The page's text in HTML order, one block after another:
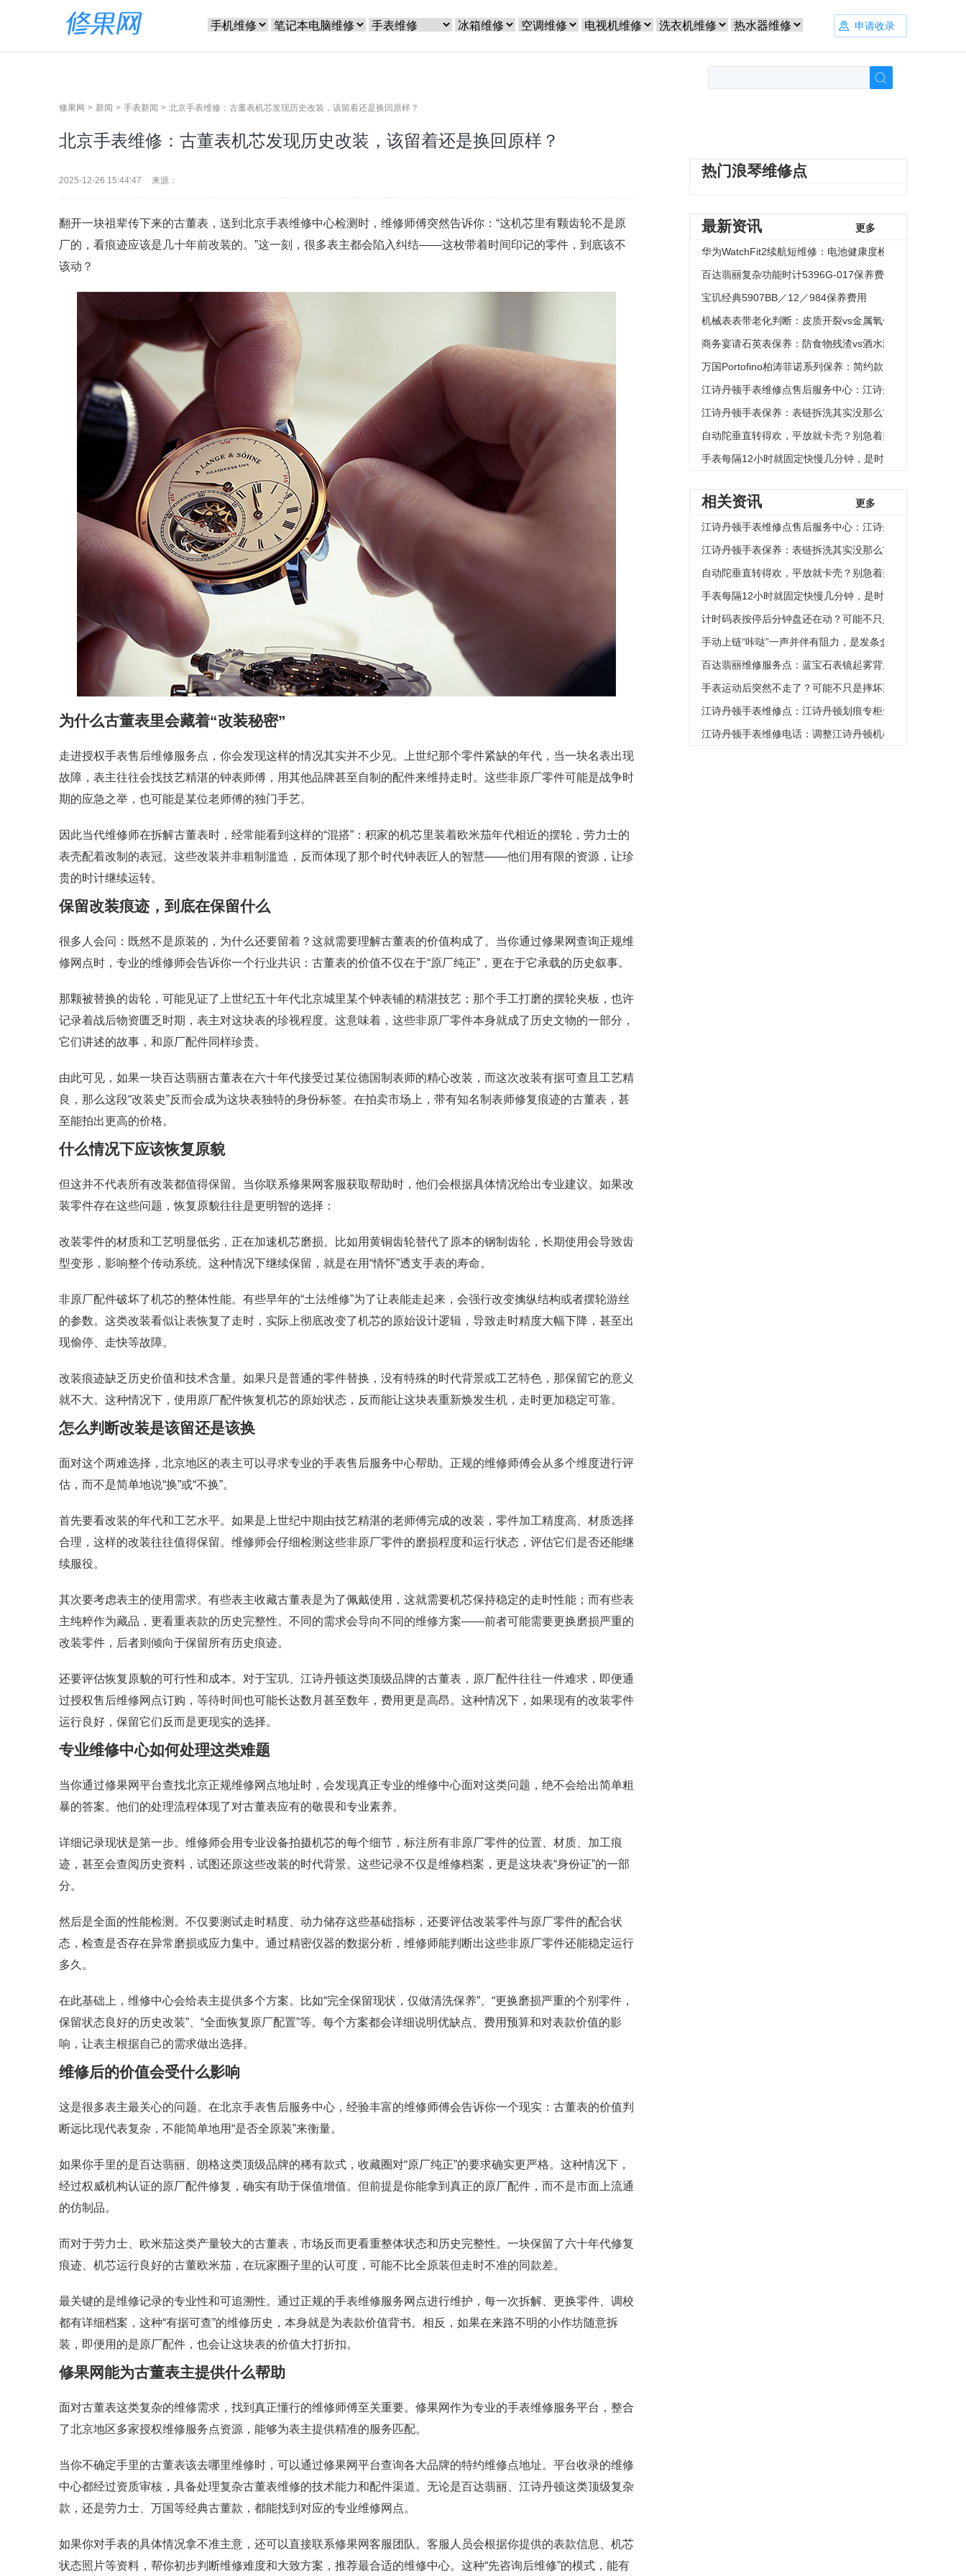
申请收录
修果网 新闻 手表新闻 北京手表维修：古董表机芯发现历史改装，该留着还是换回原样？
北京手表维修：古董表机芯发现历史改装，该留着还是换回原样？
2025-12-26 15:44:47 来源：
翻开一块祖辈传下来的古董表，送到北京手表维修中心检测时，维修师傅突然告诉你：“这机芯里有颗齿轮不是原
厂的，看痕迹应该是几十年前改装的。”这一刻，很多表主都会陷入纠结——这枚带着时间印记的零件，到底该不
该动？
为什么古董表里会藏着“改装秘密”
走进授权手表售后维修服务点，你会发现这样的情况其实并不少见。上世纪那个零件紧缺的年代，当一块名表出现
故障，表主往往会找技艺精湛的钟表师傅，用其他品牌甚至自制的配件来维持走时。这些非原厂零件可能是战争时
期的应急之举，也可能是某位老师傅的独门手艺。
因此当代维修师在拆解古董表时，经常能看到这样的“混搭”：积家的机芯里装着欧米茄年代相近的摆轮，劳力士的
表壳配着改制的表冠。这些改装并非粗制滥造，反而体现了那个时代钟表匠人的智慧——他们用有限的资源，让珍
贵的时计继续运转。
保留改装痕迹，到底在保留什么
很多人会问：既然不是原装的，为什么还要留着？这就需要理解古董表的价值构成了。当你通过修果网查询正规维
修网点时，专业的维修师会告诉你一个行业共识：古董表的价值不仅在于“原厂纯正”，更在于它承载的历史叙事。
那颗被替换的齿轮，可能见证了上世纪五十年代北京城里某个钟表铺的精湛技艺；那个手工打磨的摆轮夹板，也许
记录着战后物资匮乏时期，表主对这块表的珍视程度。这意味着，这些非原厂零件本身就成了历史文物的一部分，
它们讲述的故事，和原厂配件同样珍贵。
由此可见，如果一块百达翡丽古董表在六十年代接受过某位德国制表师的精心改装，而这次改装有据可查且工艺精
良，那么这段“改装史”反而会成为这块表独特的身份标签。在拍卖市场上，带有知名制表师修复痕迹的古董表，甚
至能拍出更高的价格。
什么情况下应该恢复原貌
但这并不代表所有改装都值得保留。当你联系修果网客服获取帮助时，他们会根据具体情况给出专业建议。如果改
装零件存在这些问题，恢复原貌往往是更明智的选择：
改装零件的材质和工艺明显低劣，正在加速机芯磨损。比如用黄铜齿轮替代了原本的钢制齿轮，长期使用会导致齿
型变形，影响整个传动系统。这种情况下继续保留，就是在用“情怀”透支手表的寿命。
非原厂配件破坏了机芯的整体性能。有些早年的“土法维修”为了让表能走起来，会强行改变擒纵结构或者摆轮游丝
的参数。这类改装看似让表恢复了走时，实际上彻底改变了机芯的原始设计逻辑，导致走时精度大幅下降，甚至出
现偷停、走快等故障。
改装痕迹缺乏历史价值和技术含量。如果只是普通的零件替换，没有特殊的时代背景或工艺特色，那保留它的意义
就不大。这种情况下，使用原厂配件恢复机芯的原始状态，反而能让这块表重新焕发生机，走时更加稳定可靠。
怎么判断改装是该留还是该换
面对这个两难选择，北京地区的表主可以寻求专业的手表售后服务中心帮助。正规的维修师傅会从多个维度进行评
估，而不是简单地说“换”或“不换”。
首先要看改装的年代和工艺水平。如果是上世纪中期由技艺精湛的老师傅完成的改装，零件加工精度高、材质选择
合理，这样的改装往往值得保留。维修师会仔细检测这些非原厂零件的磨损程度和运行状态，评估它们是否还能继
续服役。
其次要考虑表主的使用需求。有些表主收藏古董表是为了佩戴使用，这就需要机芯保持稳定的走时性能；而有些表
主纯粹作为藏品，更看重表款的历史完整性。不同的需求会导向不同的维修方案——前者可能需要更换磨损严重的
改装零件，后者则倾向于保留所有历史痕迹。
还要评估恢复原貌的可行性和成本。对于宝玑、江诗丹顿这类顶级品牌的古董表，原厂配件往往一件难求，即便通
过授权售后维修网点订购，等待时间也可能长达数月甚至数年，费用更是高昂。这种情况下，如果现有的改装零件
运行良好，保留它们反而是更现实的选择。
专业维修中心如何处理这类难题
当你通过修果网平台查找北京正规维修网点地址时，会发现真正专业的维修中心面对这类问题，绝不会给出简单粗
暴的答案。他们的处理流程体现了对古董表应有的敬畏和专业素养。
详细记录现状是第一步。维修师会用专业设备拍摄机芯的每个细节，标注所有非原厂零件的位置、材质、加工痕
迹，甚至会查阅历史资料，试图还原这些改装的时代背景。这些记录不仅是维修档案，更是这块表“身份证”的一部
分。
然后是全面的性能检测。不仅要测试走时精度、动力储存这些基础指标，还要评估改装零件与原厂零件的配合状
态，检查是否存在异常磨损或应力集中。通过精密仪器的数据分析，维修师能判断出这些非原厂零件还能稳定运行
多久。
在此基础上，维修中心会给表主提供多个方案。比如“完全保留现状，仅做清洗保养”、“更换磨损严重的个别零件，
保留状态良好的历史改装”、“全面恢复原厂配置”等。每个方案都会详细说明优缺点、费用预算和对表款价值的影
响，让表主根据自己的需求做出选择。
维修后的价值会受什么影响
这是很多表主最关心的问题。在北京手表售后服务中心，经验丰富的维修师傅会告诉你一个现实：古董表的价值判
断远比现代表复杂，不能简单地用“是否全原装”来衡量。
如果你手里的是百达翡丽、朗格这类顶级品牌的稀有款式，收藏圈对“原厂纯正”的要求确实更严格。这种情况下，
经过权威机构认证的原厂配件修复，确实有助于保值增值。但前提是你能拿到真正的原厂配件，而不是市面上流通
的仿制品。
而对于劳力士、欧米茄这类产量较大的古董表，市场反而更看重整体状态和历史完整性。一块保留了六十年代修复
痕迹、机芯运行良好的古董欧米茄，在玩家圈子里的认可度，可能不比全原装但走时不准的同款差。
最关键的是维修记录的专业性和可追溯性。通过正规的手表维修服务网点进行维护，每一次拆解、更换零件、调校
都有详细档案，这种“有据可查”的维修历史，本身就是为表款价值背书。相反，如果在来路不明的小作坊随意拆
装，即便用的是原厂配件，也会让这块表的价值大打折扣。
修果网能为古董表主提供什么帮助
面对古董表这类复杂的维修需求，找到真正懂行的维修师傅至关重要。修果网作为专业的手表维修服务平台，整合
了北京地区多家授权维修服务点资源，能够为表主提供精准的服务匹配。
当你不确定手里的古董表该去哪里维修时，可以通过修果网平台查询各大品牌的特约维修点地址。平台收录的维修
中心都经过资质审核，具备处理复杂古董表维修的技术能力和配件渠道。无论是百达翡丽、江诗丹顿这类顶级复杂
款，还是劳力士、万国等经典古董款，都能找到对应的专业维修网点。
如果你对手表的具体情况拿不准主意，还可以直接联系修果网客服团队。客服人员会根据你提供的表款信息、机芯
状态照片等资料，帮你初步判断维修难度和大致方案，推荐最合适的维修中心。这种“先咨询后维修”的模式，能有
热门浪琴维修点
最新资讯 更多
华为WatchFit2续航短维修：电池健康度检测vs后台功能关
百达翡丽复杂功能时计5396G-017保养费用
宝玑经典5907BB／12／984保养费用
机械表表带老化判断：皮质开裂vs金属氧化识别方法
商务宴请石英表保养：防食物残渣vs酒水溅落处理
万国Portofino柏涛菲诺系列保养：简约款走时校准方法与
江诗丹顿手表维修点售后服务中心：江诗丹顿手表表盘划痕
江诗丹顿手表保养：表链拆洗其实没那么玄乎，但这几个细
自动陀垂直转得欢，平放就卡壳？别急着判断轴榫弯曲
手表每隔12小时就固定快慢几分钟，是时分轮系的齿轮有
相关资讯 更多
江诗丹顿手表维修点售后服务中心：江诗丹顿手表表盘划痕
江诗丹顿手表保养：表链拆洗其实没那么玄乎，但这几个细
自动陀垂直转得欢，平放就卡壳？别急着判断轴榫弯曲
手表每隔12小时就固定快慢几分钟，是时分轮系的齿轮有
计时码表按停后分钟盘还在动？可能不只是离合轮的问题
手动上链“咔哒”一声并伴有阻力，是发条盒内壁有毛刺吗？
百达翡丽维修服务点：蓝宝石表镜起雾背后的真相
手表运动后突然不走了？可能不只是摔坏那么简单
江诗丹顿手表维修点：江诗丹顿划痕专柜免费修复吗
江诗丹顿手表维修电话：调整江诗丹顿机械表日期的方式